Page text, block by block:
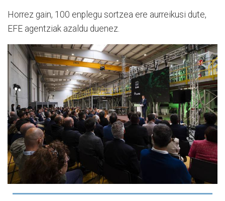
Horrez gain, 100 enplegu sortzea ere aurreikusi dute,
EFE agentziak azaldu duenez.